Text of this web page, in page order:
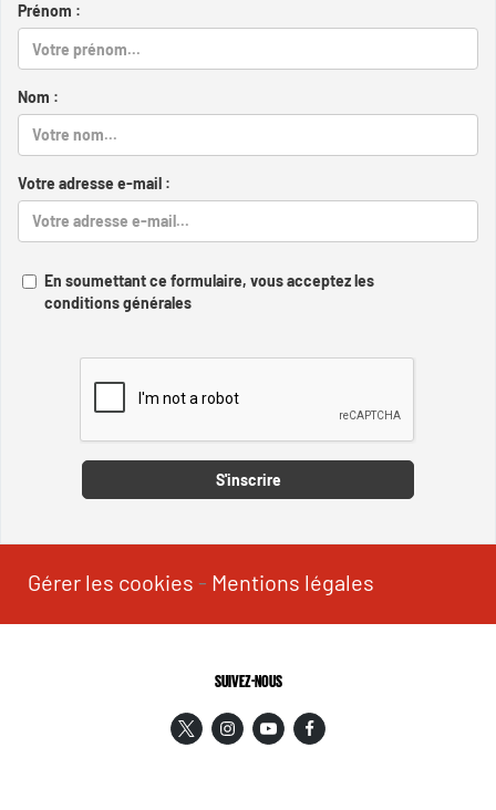
Prénom :
Nom :
Votre adresse e-mail :
En soumettant ce formulaire, vous acceptez les
conditions générales
S'inscrire
Gérer les cookies - Mentions légales
SUIVEZ-NOUS